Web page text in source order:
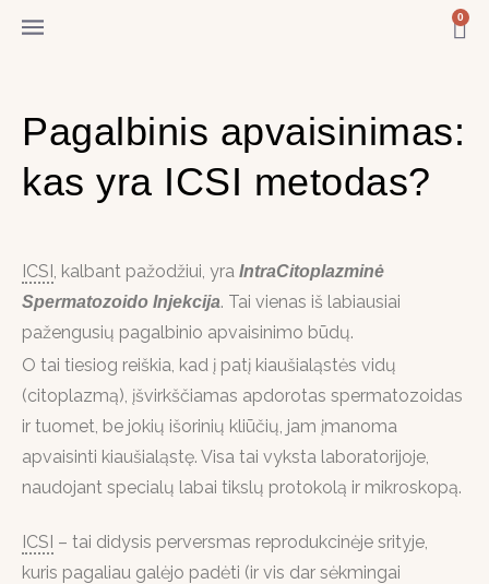
0
Pagalbinis apvaisinimas:
kas yra ICSI metodas?
ICSI , kalbant pažodžiui, yra IntraCitoplazminė
Spermatozoido Injekcija. Tai vienas iš labiausiai
pažengusių pagalbinio apvaisinimo būdų.
O tai tiesiog reiškia, kad į patį kiaušialąstės vidų
(citoplazmą), įšvirkščiamas apdorotas spermatozoidas
ir tuomet, be jokių išorinių kliūčių, jam įmanoma
apvaisinti kiaušialąstę. Visa tai vyksta laboratorijoje,
naudojant specialų labai tikslų protokolą ir mikroskopą.
ICSI – tai didysis perversmas reprodukcinėje srityje,
kuris pagaliau galėjo padėti (ir vis dar sėkmingai